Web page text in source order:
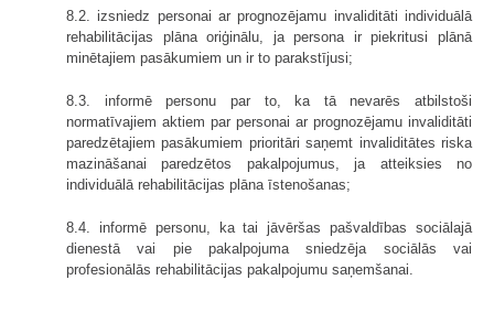
8.2. izsniedz personai ar prognozējamu invaliditāti individuālā
rehabilitācijas plāna oriģinālu, ja persona ir piekritusi plānā
minētajiem pasākumiem un ir to parakstījusi;
8.3. informē personu par to, ka tā nevarēs atbilstoši
normatīvajiem aktiem par personai ar prognozējamu invaliditāti
paredzētajiem pasākumiem prioritāri saņemt invaliditātes riska
mazināšanai paredzētos pakalpojumus, ja atteiksies no
individuālā rehabilitācijas plāna īstenošanas;
8.4. informē personu, ka tai jāvēršas pašvaldības sociālajā
dienestā vai pie pakalpojuma sniedzēja sociālās vai
profesionālās rehabilitācijas pakalpojumu saņemšanai.